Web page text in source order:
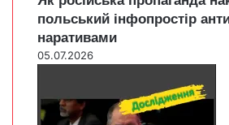
польський інфопростір
наративами
05.07.2026